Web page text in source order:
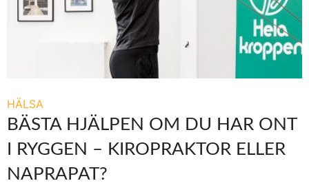
HÄLSA
BÄSTA HJÄLPEN OM DU HAR ONT
I RYGGEN – KIROPRAKTOR ELLER
NAPRAPAT?